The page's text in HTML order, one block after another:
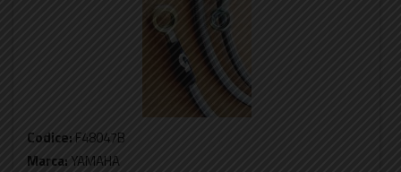
Codice: F48047B
Marca: YAMAHA